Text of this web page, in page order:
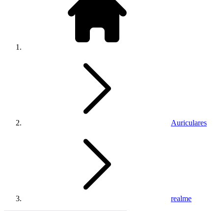
Auriculares
realme